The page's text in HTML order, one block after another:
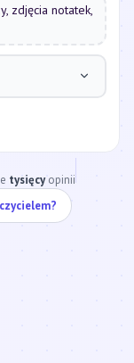
zdjęcia notatek,
tysięcyopinii